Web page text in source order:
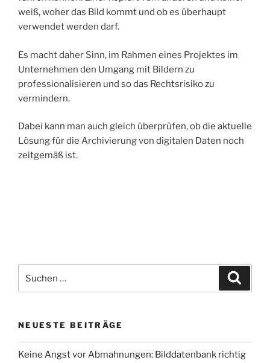
weiß, woher das Bild kommt und ob es überhaupt
verwendet werden darf.
Es macht daher Sinn, im Rahmen eines Projektes im
Unternehmen den Umgang mit Bildern zu
professionalisieren und so das Rechtsrisiko zu
vermindern.
Dabei kann man auch gleich überprüfen, ob die aktuelle
Lösung für die Archivierung von digitalen Daten noch
zeitgemäß ist.
nach:
NEUESTE BEITRÄGE
Keine Angst vor Abmahnungen: Bilddatenbank richtig